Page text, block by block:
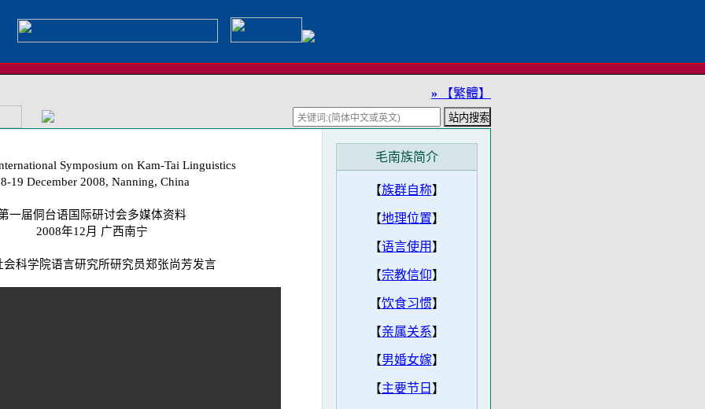
» 【繁體】
Symposium on Kam-Tai Linguistics
19 December 2008, Nanning, China
一届侗台语国际研讨会多媒体资料
2008年12月 广西南宁
会科学院语言研究所研究员郑张尚芳发言
毛南族简介
【族群自称】
【地理位置】
【语言使用 】
【宗教信仰】
【饮食习惯】
【亲属关系】
【男婚女嫁】
【主要节日 】